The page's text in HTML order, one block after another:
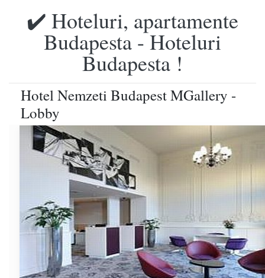
✔️ Hoteluri, apartamente
Budapesta - Hoteluri
Budapesta !
Hotel Nemzeti Budapest MGallery -
Lobby